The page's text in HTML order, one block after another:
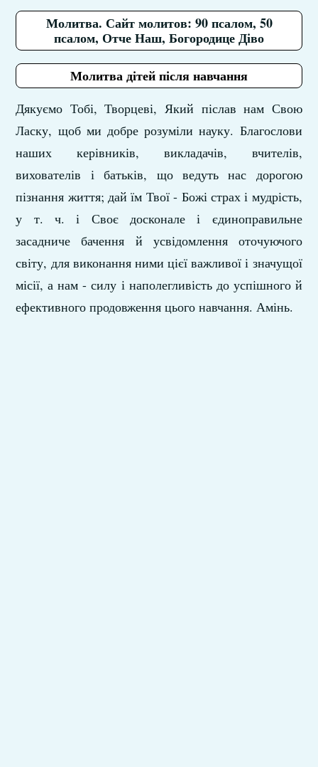
Молитва. Сайт молитов: 90 псалом, 50
псалом, Отче Наш, Богородице Діво
Молитва дітей після навчання
Дякуємо Тобі, Творцеві, Який післав нам Свою
Ласку, щоб ми добре розуміли науку. Благослови
наших керівників, викладачів, вчителів,
вихователів і батьків, що ведуть нас дорогою
пізнання життя; дай їм Твої - Божі страх і мудрість,
у т. ч. і Своє досконале і єдиноправильне
засадниче бачення й усвідомлення оточуючого
світу, для виконання ними цієї важливої і значущої
місії, а нам - силу і наполегливість до успішного й
ефективного продовження цього навчання. Амінь.